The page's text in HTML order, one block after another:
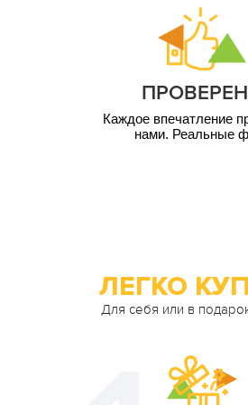
грн
5 000
грн
10 000
грн
Каждое впечатление
нами. Реальные
ЛЕГКО
Для себя или в